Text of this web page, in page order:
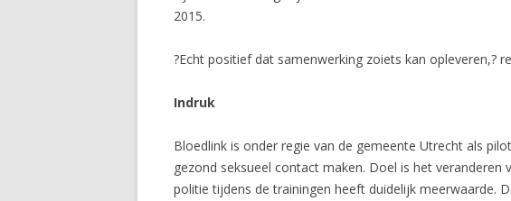
2015.
?Echt positief dat samenwerking zoiets kan opleveren,?
Indruk
Bloedlink is onder regie van de gemeente Utrecht als
gezond seksueel contact maken. Doel is het
politie tijdens de trainingen heeft duidelijk meerwaarde.